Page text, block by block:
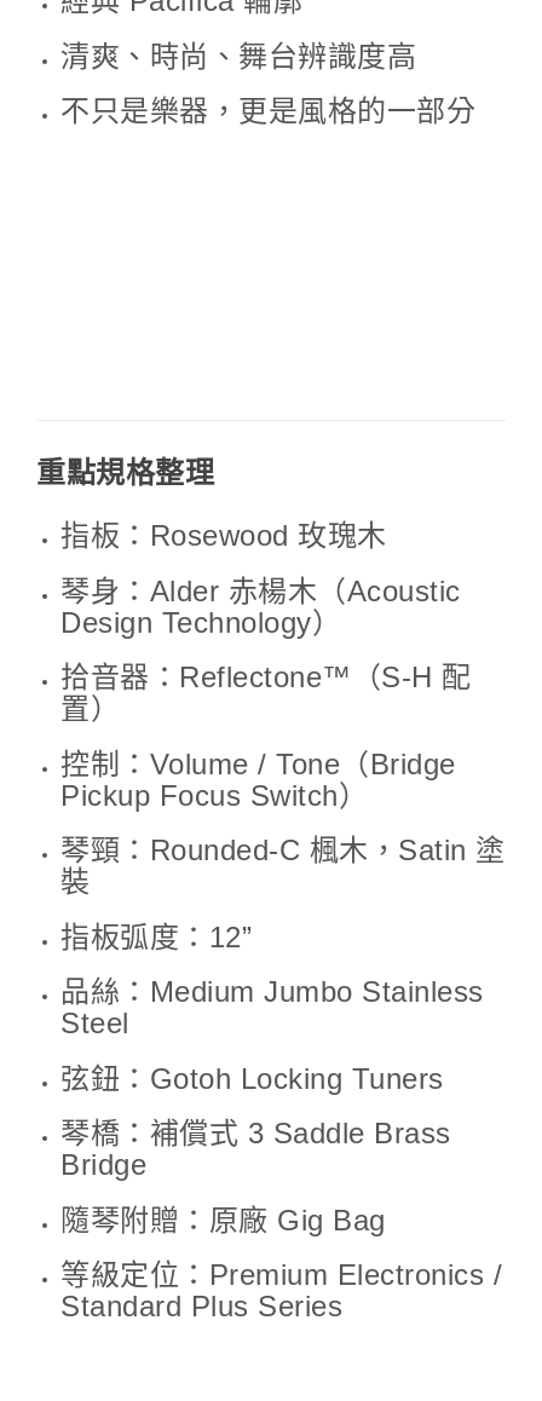
清爽、時尚、舞台辨識度高
不只是樂器，更是風格的一部分
重點規格整理
指板：Rosewood 玫瑰木
琴身：Alder 赤楊木（Acoustic
Design Technology）
拾音器：Reflectone™（S-H 配
置）
控制：Volume / Tone（Bridge
Pickup Focus Switch）
琴頸：Rounded-C 楓木，Satin 塗
裝
指板弧度：12”
品絲：Medium Jumbo Stainless
Steel
弦鈕：Gotoh Locking Tuners
琴橋：補償式 3 Saddle Brass
Bridge
隨琴附贈：原廠 Gig Bag
等級定位：Premium Electronics /
Standard Plus Series